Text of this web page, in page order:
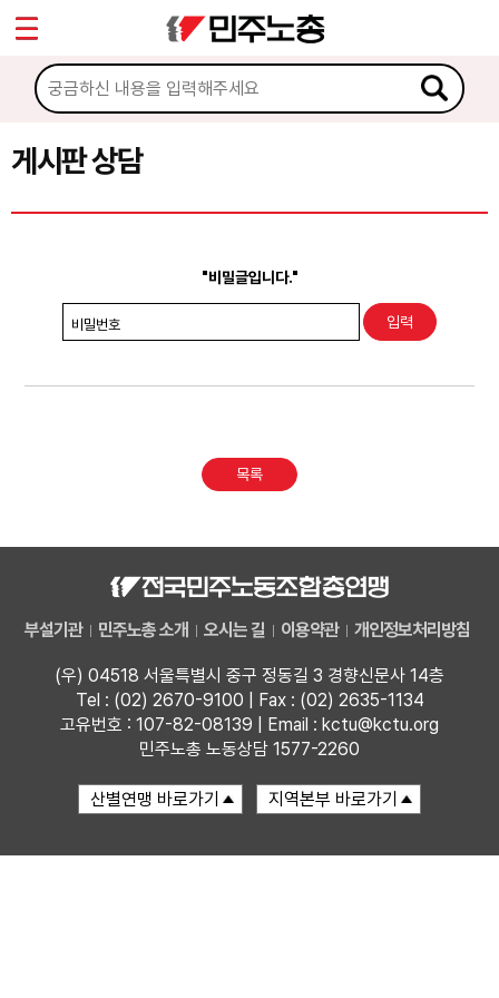
게시판 상담
"비밀글입니다."
비밀번호
목록
부설기관 민주노총 소개 오시는 길 이용약관 개인정보처리방침
(우) 04518 서울특별시 중구 정동길 3 경향신문사 14층
Tel : (02) 2670-9100 | Fax : (02) 2635-1134
고유번호 : 107-82-08139 | Email : kctu@kctu.org
민주노총 노동상담 1577-2260
마이페이지
소개
소식
노동상담
권리찾기수첩 검색
찾아보기
Sketchbook5, 스케치북5
Sketchbook5, 스케치북5